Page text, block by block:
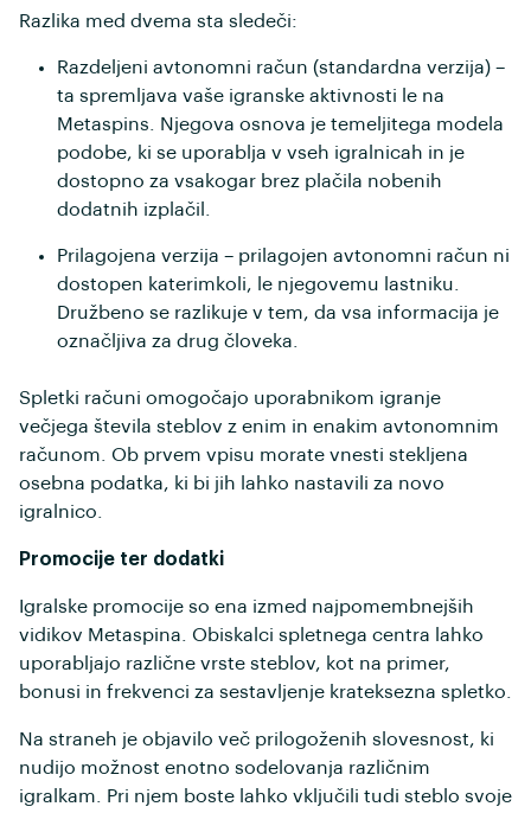
Razlika med dvema sta sledeči:
Razdeljeni avtonomni račun (standardna verzija) –
ta spremljava vaše igranske aktivnosti le na
Metaspins. Njegova osnova je temeljitega modela
podobe, ki se uporablja v vseh igralnicah in je
dostopno za vsakogar brez plačila nobenih
dodatnih izplačil.
Prilagojena verzija – prilagojen avtonomni račun ni
dostopen katerimkoli, le njegovemu lastniku.
Družbeno se razlikuje v tem, da vsa informacija je
označljiva za drug človeka.
Spletki računi omogočajo uporabnikom igranje
večjega števila steblov z enim in enakim avtonomnim
računom. Ob prvem vpisu morate vnesti stekljena
osebna podatka, ki bi jih lahko nastavili za novo
igralnico.
Promocije ter dodatki
Igralske promocije so ena izmed najpomembnejših
vidikov Metaspina. Obiskalci spletnega centra lahko
uporabljajo različne vrste steblov, kot na primer,
bonusi in frekvenci za sestavljenje krateksezna spletko.
Na straneh je objavilo več prilogoženih slovesnost, ki
nudijo možnost enotno sodelovanja različnim
igralkam. Pri njem boste lahko vključili tudi steblo svoje